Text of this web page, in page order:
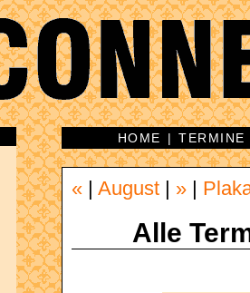
HOME |TERMINE
« August »
Alle